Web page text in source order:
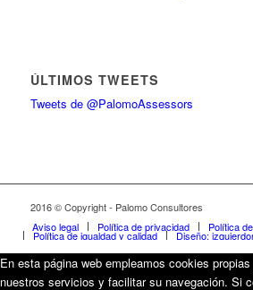
ÚLTIMOS TWEETS
Tweets de @PalomoAssessors
2016 © Copyright - Palomo Consultores
Aviso legal
Política de privacidad Política
Política de igualdad y calidad Diseño:
En esta página web empleamos cookies
nuestros servicios y facilitar su navegación. Si